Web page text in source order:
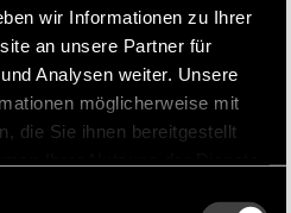
wir Informationen zu Ihrer
an unsere Partner für
Analysen weiter. Unsere
möglicherweise mit
die Sie ihnen bereitgestellt
umfaßt
RADSOK®-